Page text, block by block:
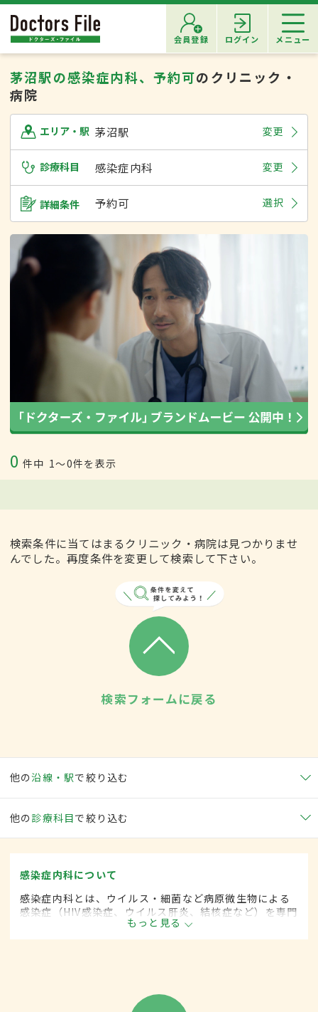
会員登録 ログイン メニュー
茅沼駅の感染症内科、予約可のクリニック・
病院
エリア・駅 茅沼駅 変更
診療科目 感染症内科 変更
詳細条件 予約可 選択
0 件中 1〜0件を表示
検索条件に当てはまるクリニック・病院は見つかりませ
んでした。再度条件を変更して検索して下さい。
検索フォームに戻る
他の沿線・駅で絞り込む
他の 診療科目で絞り込む
感染症内科について
感染症内科とは、ウイルス・細菌など病原微生物による
感染症（HIV感染症、ウイルス肝炎、結核症など）を専門
的に取り扱う内科の一領域です。
もっと見る